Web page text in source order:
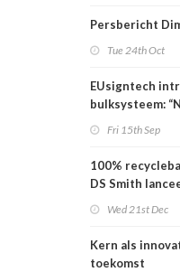
Persbericht
Tue 24th Oct
EUsigntech
bulksysteem:
Fri 15th Sep
100%
DS Smith
Wed 21st Dec
Kern als
toekomst